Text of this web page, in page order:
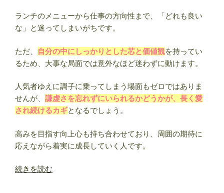
ランチのメニューから仕事の方向性まで、「どれも良い
な」と迷ってしまいがちです。
ただ、 自分の中にしっかりとした芯と価値観を持ってい
るため、大事な局面では意外なほど迷わずに動けます。
人気者ゆえに調子に乗ってしまう場面もゼロではありま
せんが、 謙虚さを忘れずにいられるかどうかが、長く愛
され続けるカギとなるでしょう。
高みを目指す向上心も持ち合わせており、周囲の期待に
応えながら着実に成長していく人です。
“1
続きを読む